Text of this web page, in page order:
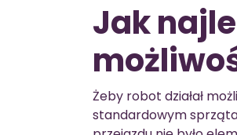
Jak
Żeby robot działał
standardowym